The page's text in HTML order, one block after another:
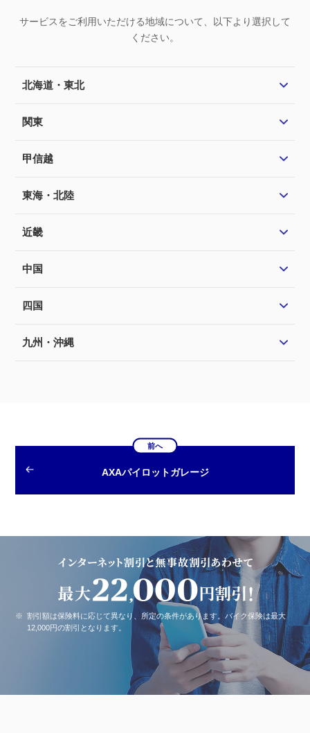
サービスをご利用いただける地域について、以下より選択して
ください。
北海道・東北
関東
甲信越
東海・北陸
近畿
中国
四国
九州・沖縄
前へ
AXAパイロットガレージ
※ 割引額は保険料に応じて異なり、所定の条件があります。バイク保険は最大
12,000円の割引となります。